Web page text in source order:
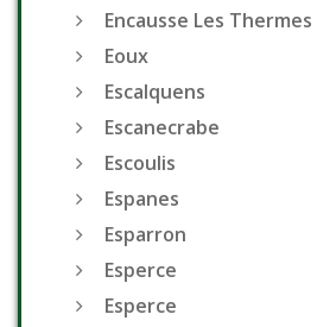
Encausse Les Thermes
Eoux
Escalquens
Escanecrabe
Escoulis
Espanes
Esparron
Esperce
Esperce